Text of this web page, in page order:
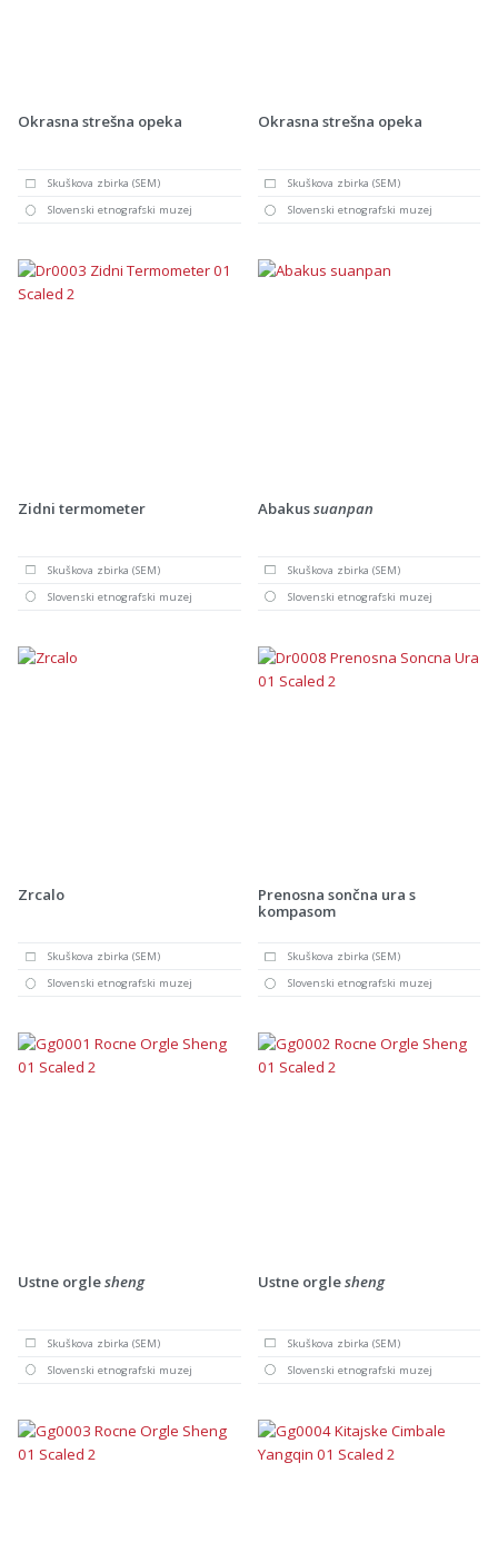
Okrasna strešna opeka
Skuškova zbirka (SEM)
Slovenski etnografski muzej
Okrasna strešna opeka
Skuškova zbirka (SEM)
Slovenski etnografski muzej
Zidni termometer
Skuškova zbirka (SEM)
Slovenski etnografski muzej
Abakussuanpan
Skuškova zbirka (SEM)
Slovenski etnografski muzej
Zrcalo
Skuškova zbirka (SEM)
Slovenski etnografski muzej
Prenosna sončna ura s
kompasom
Skuškova zbirka (SEM)
Slovenski etnografski muzej
Ustne orglesheng
Skuškova zbirka (SEM)
Slovenski etnografski muzej
Ustne orglesheng
Skuškova zbirka (SEM)
Slovenski etnografski muzej